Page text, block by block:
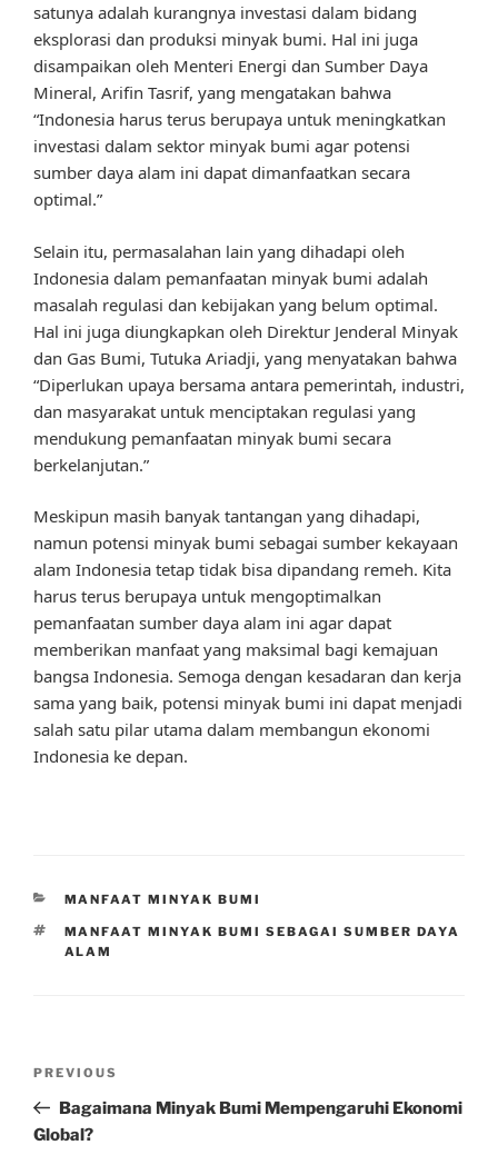
satunya adalah kurangnya investasi dalam bidang
eksplorasi dan produksi minyak bumi. Hal ini juga
disampaikan oleh Menteri Energi dan Sumber Daya
Mineral, Arifin Tasrif, yang mengatakan bahwa
“Indonesia harus terus berupaya untuk meningkatkan
investasi dalam sektor minyak bumi agar potensi
sumber daya alam ini dapat dimanfaatkan secara
optimal.”
Selain itu, permasalahan lain yang dihadapi oleh
Indonesia dalam pemanfaatan minyak bumi adalah
masalah regulasi dan kebijakan yang belum optimal.
Hal ini juga diungkapkan oleh Direktur Jenderal Minyak
dan Gas Bumi, Tutuka Ariadji, yang menyatakan bahwa
“Diperlukan upaya bersama antara pemerintah, industri,
dan masyarakat untuk menciptakan regulasi yang
mendukung pemanfaatan minyak bumi secara
berkelanjutan.”
Meskipun masih banyak tantangan yang dihadapi,
namun potensi minyak bumi sebagai sumber kekayaan
alam Indonesia tetap tidak bisa dipandang remeh. Kita
harus terus berupaya untuk mengoptimalkan
pemanfaatan sumber daya alam ini agar dapat
memberikan manfaat yang maksimal bagi kemajuan
bangsa Indonesia. Semoga dengan kesadaran dan kerja
sama yang baik, potensi minyak bumi ini dapat menjadi
salah satu pilar utama dalam membangun ekonomi
Indonesia ke depan.
CATEGORIES
MANFAAT MINYAK BUMI
TAGS
MANFAAT MINYAK BUMI SEBAGAI SUMBER DAYA
ALAM
Previous
Post
PREVIOUS
Bagaimana Minyak Bumi Mempengaruhi Ekonomi
Global?